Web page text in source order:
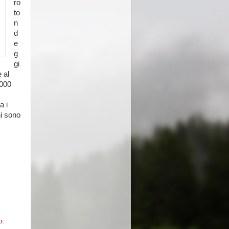
ro
to
n
d
e
g
gi
al
i
sono